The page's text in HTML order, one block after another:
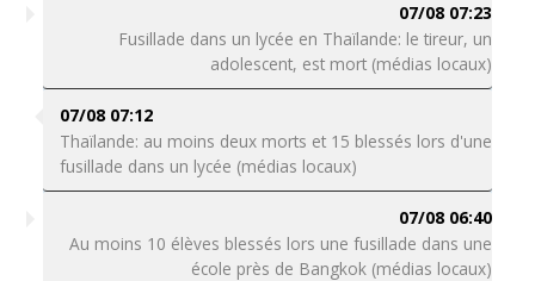
07/08 07:23
Fusillade dans un lycée en Thaïlande: le tireur, un
adolescent, est mort (médias locaux)
07/08 07:12
Thaïlande: au moins deux morts et 15 blessés lors d'une
fusillade dans un lycée (médias locaux)
07/08 06:40
Au moins 10 élèves blessés lors une fusillade dans une
école près de Bangkok (médias locaux)